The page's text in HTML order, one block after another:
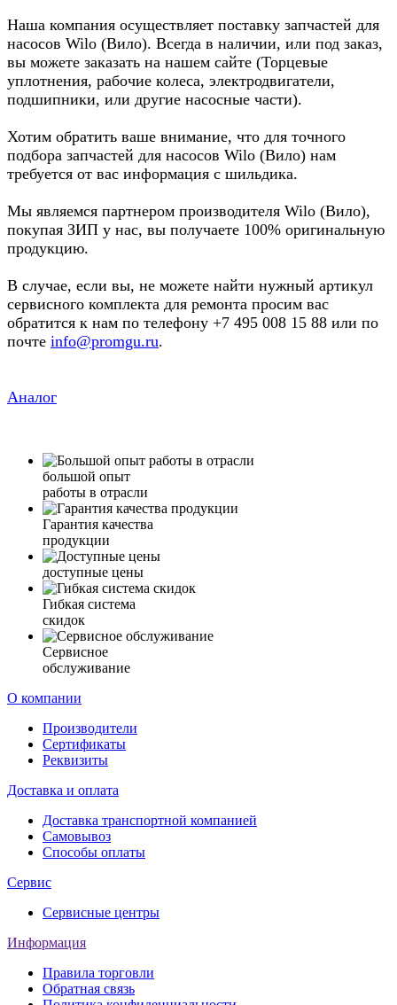
Наша компания осуществляет поставку запчастей для
насосов Wilo (Вило). Всегда в наличии, или под заказ,
вы можете заказать на нашем сайте (Торцевые
уплотнения, рабочие колеса, электродвигатели,
подшипники, или другие насосные части).
Хотим обратить ваше внимание, что для точного
подбора запчастей для насосов Wilo (Вило) нам
требуется от вас информация с шильдика.
Мы являемся партнером производителя Wilo (Вило),
покупая ЗИП у нас, вы получаете 100% оригинальную
продукцию.
В случае, если вы, не можете найти нужный артикул
сервисного комплекта для ремонта просим вас
обратится к нам по телефону +7 495 008 15 88 или по
почте info@promgu.ru.
Аналог
большой опыт
работы в отрасли
Гарантия качества
продукции
доступные цены
Гибкая система
скидок
Сервисное
обслуживание
О компании
Производители
Сертификаты
Реквизиты
Доставка и оплата
Доставка транспортной компанией
Самовывоз
Способы оплаты
Сервис
Сервисные центры
Информация
Правила торговли
Обратная связь